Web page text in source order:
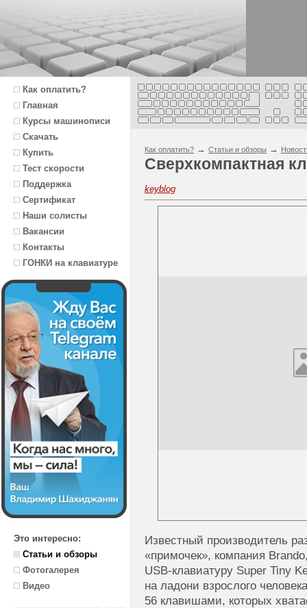
Как оплатить?
Главная
Курсы машинописи
Скачать
Купить
Тест скорости
Поддержка
Сертификат
Наши солисты
Вакансии
Контакты
ГОНКИ на клавиатуре
Это интересно:
Статьи и обзоры
Фотогалерея
Видео
Как оплатить? → Статьи и обзоры →
Сверхкомпактная
keyblog
Известный производитель
«примочек», компания
USB-клавиатуру Super Tiny
на ладони взрослого
56 клавишами, которых